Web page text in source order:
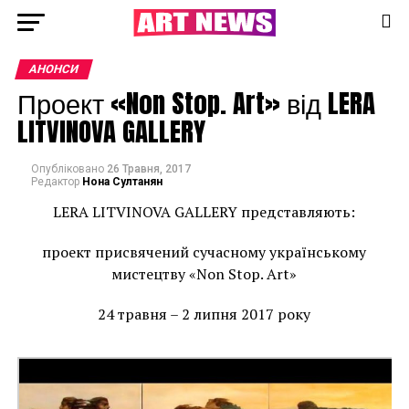
АНОНСИ
Проект «Non Stop. Art» від LERA
LITVINOVA GALLERY
Опубліковано 26 Травня, 2017
Редактор Нона Султанян
LERA LITVINOVA GALLERY представляють:
проект присвячений сучасному українському
мистецтву «Non Stop. Art»
24 травня – 2 липня 2017 року